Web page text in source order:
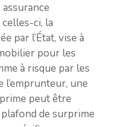
ci, la
par l’État, vise à
pour les
à risque par les
une
peut être
de surprime